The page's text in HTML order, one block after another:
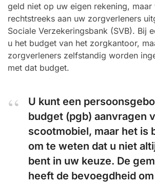
geld niet op uw eigen rekening,
rechtstreeks aan uw zorgverleners
Sociale Verzekeringsbank (SVB). Bij
u het budget van het zorgkantoor,
zorgverleners zelfstandig worden
met dat budget.
U kunt een
budget (pgb) aanvragen
scootmobiel, maar het is
om te weten dat u niet
bent in uw keuze. De
heeft de bevoegdheid